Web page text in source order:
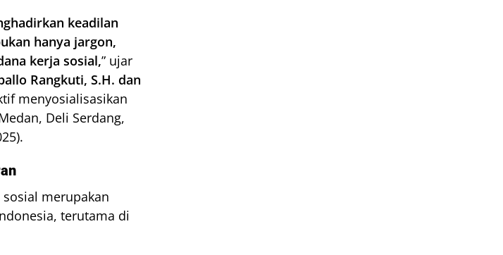
keadilan
hanya jargon,
kerja sosial,” ujar
Rangkuti, S.H. dan
menyosialisasikan
Deli Serdang,
merupakan
terutama di